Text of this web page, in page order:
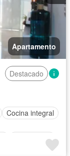
Apartamento
Destacado
Cocina integral
Área infantil